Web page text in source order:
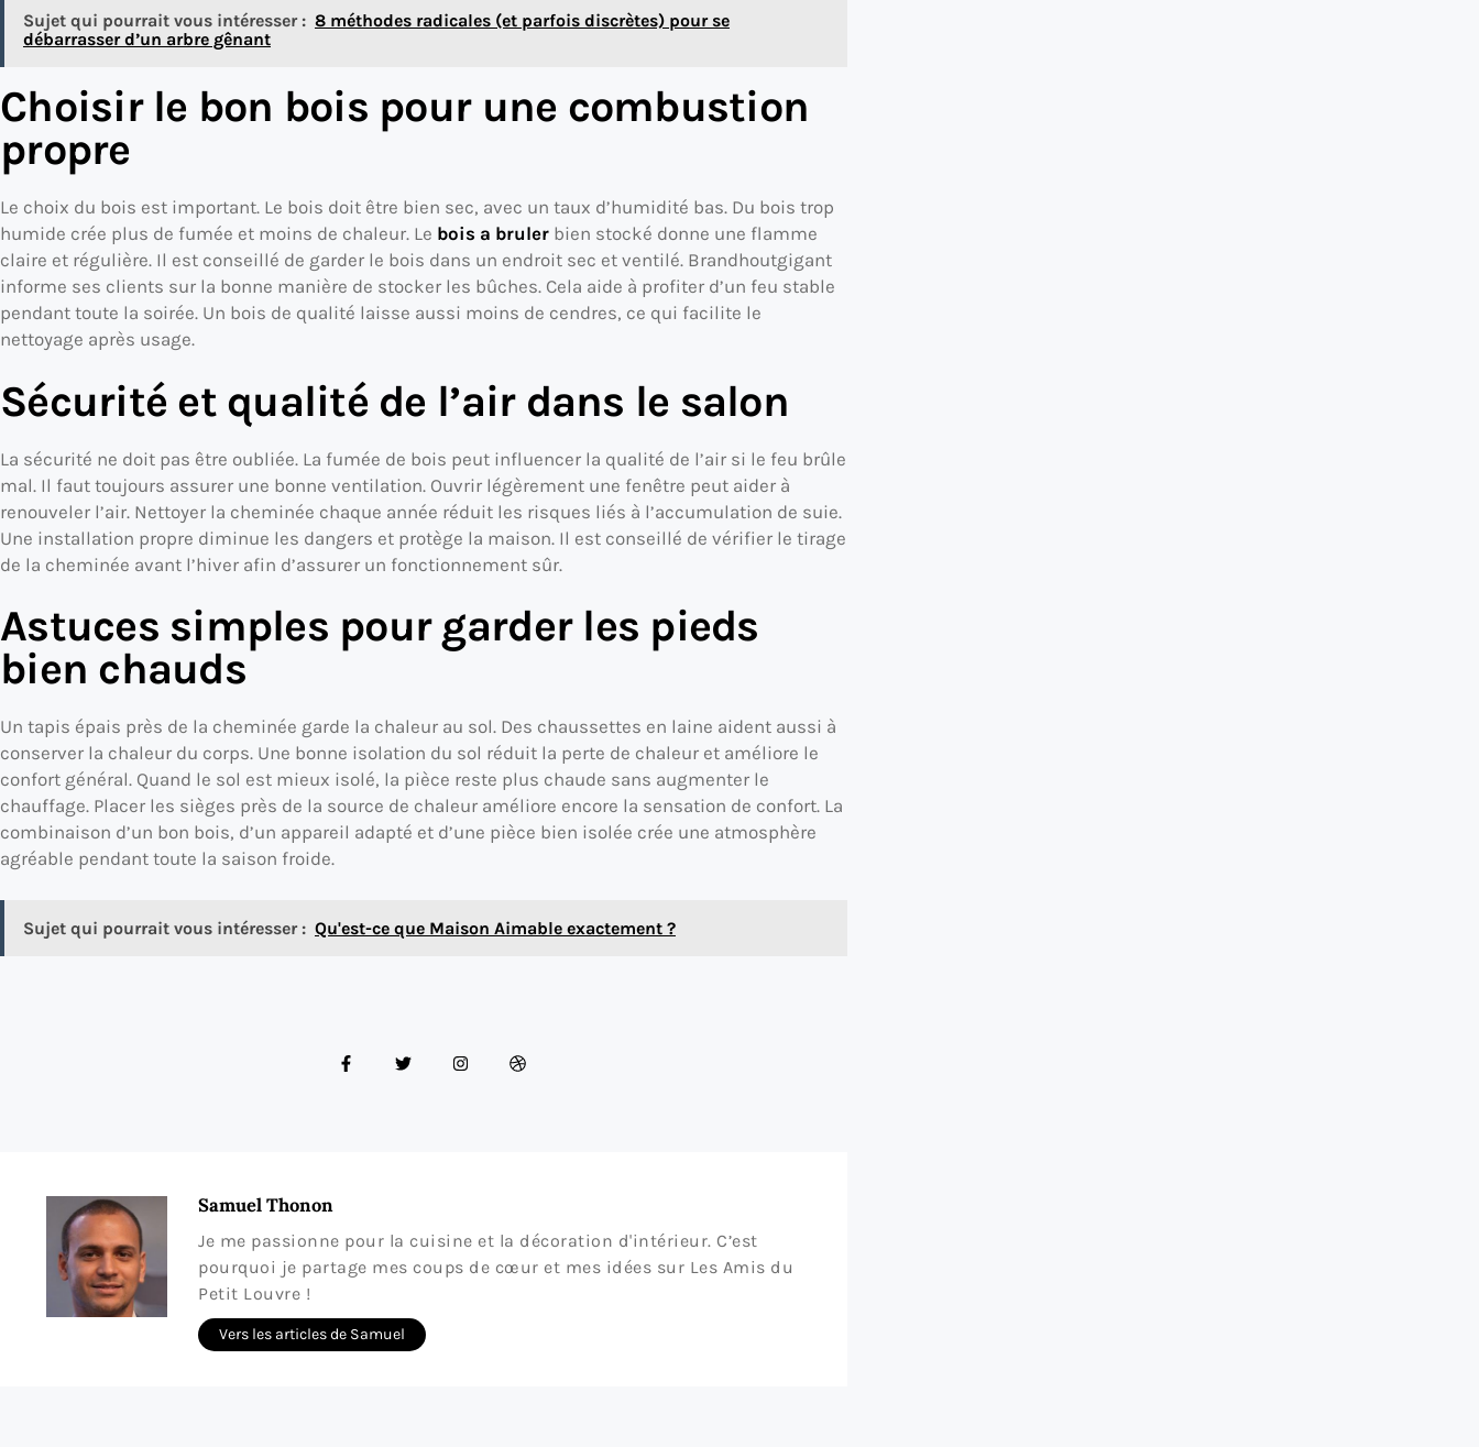
Sujet qui pourrait vous intéresser : 8 méthodes radicales (et parfois discrètes) pour se
débarrasser d’un arbre gênant
Choisir le bon bois pour une combustion
propre
Le choix du bois est important. Le bois doit être bien sec, avec un taux d’humidité bas. Du bois trop
humide crée plus de fumée et moins de chaleur. Le bois a bruler bien stocké donne une flamme
claire et régulière. Il est conseillé de garder le bois dans un endroit sec et ventilé. Brandhoutgigant
informe ses clients sur la bonne manière de stocker les bûches. Cela aide à profiter d’un feu stable
pendant toute la soirée. Un bois de qualité laisse aussi moins de cendres, ce qui facilite le
nettoyage après usage.
Sécurité et qualité de l’air dans le salon
La sécurité ne doit pas être oubliée. La fumée de bois peut influencer la qualité de l’air si le feu brûle
mal. Il faut toujours assurer une bonne ventilation. Ouvrir légèrement une fenêtre peut aider à
renouveler l’air. Nettoyer la cheminée chaque année réduit les risques liés à l’accumulation de suie.
Une installation propre diminue les dangers et protège la maison. Il est conseillé de vérifier le tirage
de la cheminée avant l’hiver afin d’assurer un fonctionnement sûr.
Astuces simples pour garder les pieds
bien chauds
Un tapis épais près de la cheminée garde la chaleur au sol. Des chaussettes en laine aident aussi à
conserver la chaleur du corps. Une bonne isolation du sol réduit la perte de chaleur et améliore le
confort général. Quand le sol est mieux isolé, la pièce reste plus chaude sans augmenter le
chauffage. Placer les sièges près de la source de chaleur améliore encore la sensation de confort. La
combinaison d’un bon bois, d’un appareil adapté et d’une pièce bien isolée crée une atmosphère
agréable pendant toute la saison froide.
Sujet qui pourrait vous intéresser : Qu'est-ce que Maison Aimable exactement ?
Samuel Thonon
Je me passionne pour la cuisine et la décoration d'intérieur. C’est
pourquoi je partage mes coups de cœur et mes idées sur Les Amis du
Petit Louvre !
Vers les articles de Samuel